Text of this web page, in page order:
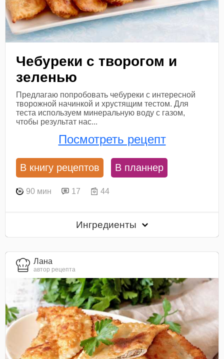
Чебуреки с творогом и
зеленью
Предлагаю попробовать чебуреки с интересной
творожной начинкой и хрустящим тестом. Для
теста используем минеральную воду с газом,
чтобы результат нас...
Посмотреть рецепт
В книгу рецептов В планнер
90 мин 17 44
Ингредиенты
Лана
автор рецепта